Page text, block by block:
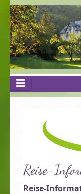
Reise-
Reise-